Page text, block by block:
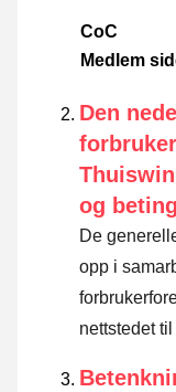
CoC
Medlem
Den
og
De
opp i
nettstedet